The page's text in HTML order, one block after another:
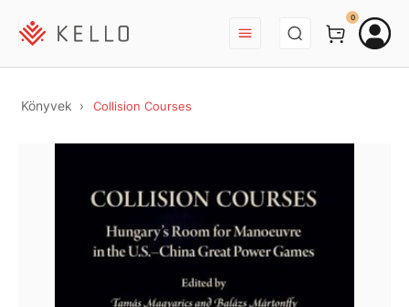
BEJELENTKEZÉS
0
Könyvek Collision Courses